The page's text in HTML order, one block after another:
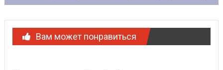
Вам может понравиться